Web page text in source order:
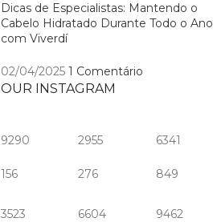
Dicas de Especialistas: Mantendo o
Cabelo Hidratado Durante Todo o Ano
com Viverdí
02/04/2025 1 Comentário
OUR INSTAGRAM
9290
156
2955
276
6341
849
3523 6604 9462